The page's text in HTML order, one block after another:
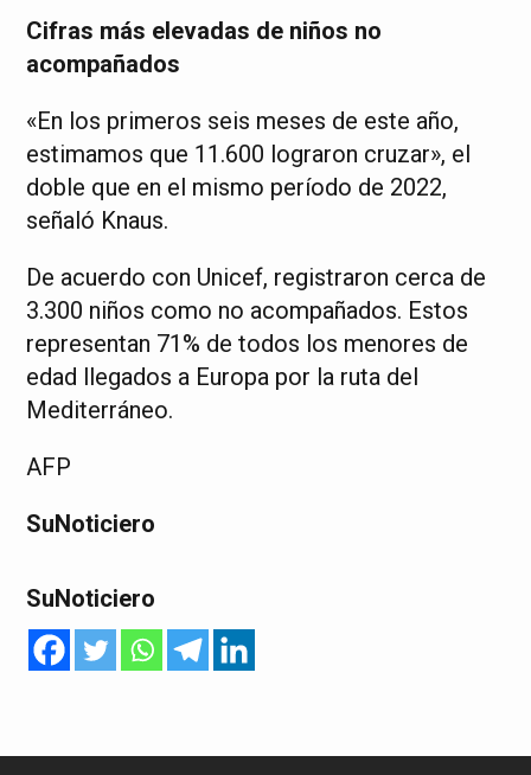
Cifras más elevadas de niños no
acompañados
«En los primeros seis meses de este año,
estimamos que 11.600 lograron cruzar», el
doble que en el mismo período de 2022,
señaló Knaus.
De acuerdo con Unicef, registraron cerca de
3.300 niños como no acompañados. Estos
representan 71% de todos los menores de
edad llegados a Europa por la ruta del
Mediterráneo.
AFP
SuNoticiero
SuNoticiero